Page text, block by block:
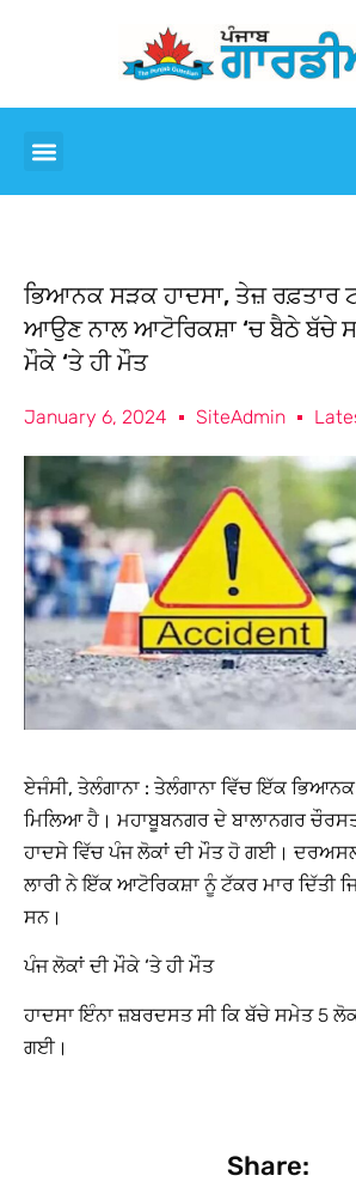
ਭਿਆਨਕ ਸੜਕ ਹਾਦਸਾ, ਤੇਜ਼ ਰਫ਼ਤਾਰ
ਆਉਣ ਨਾਲ ਆਟੋਰਿਕਸ਼ਾ ‘ਚ ਬੈਠੇ ਬੱਚੇ
ਮੌਕੇ ‘ਤੇ ਹੀ ਮੌਤ
January 6, 2024 SiteAdmin
ਏਜੰਸੀ, ਤੇਲੰਗਾਨਾ : ਤੇਲੰਗਾਨਾ ਵਿੱਚ ਇੱਕ
ਮਿਲਿਆ ਹੈ। ਮਹਾਬੂਬਨਗਰ ਦੇ ਬਾਲਾਨਗਰ
ਹਾਦਸੇ ਵਿੱਚ ਪੰਜ ਲੋਕਾਂ ਦੀ ਮੌਤ ਹੋ ਗਈ।
ਲਾਰੀ ਨੇ ਇੱਕ ਆਟੋਰਿਕਸ਼ਾ ਨੂੰ ਟੱਕਰ ਮਾਰ ਦਿੱਤੀ
ਸਨ।
ਪੰਜ ਲੋਕਾਂ ਦੀ ਮੌਕੇ ‘ਤੇ ਹੀ ਮੌਤ
ਹਾਦਸਾ ਇੰਨਾ ਜ਼ਬਰਦਸਤ ਸੀ ਕਿ ਬੱਚੇ ਸਮੇਤ 5
ਗਈ।
Share: